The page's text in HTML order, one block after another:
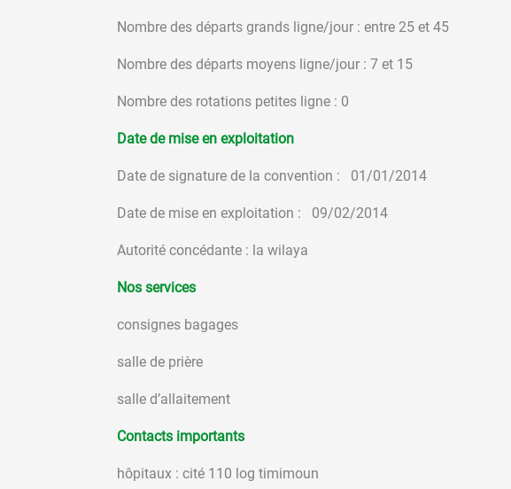
Nombre des départs grands ligne/jour : entre 25 et 45
Nombre des départs moyens ligne/jour : 7 et 15
Nombre des rotations petites ligne : 0
Date de mise en exploitation
Date de signature de la convention : 01/01/2014
Date de mise en exploitation : 09/02/2014
Autorité concédante : la wilaya
Nos services
consignes bagages
salle de prière
salle d’allaitement
Contacts importants
hôpitaux : cité 110 log timimoun